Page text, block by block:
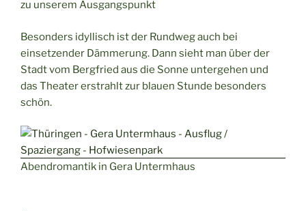
zu unserem Ausgangspunkt
Besonders idyllisch ist der Rundweg auch bei
einsetzender Dämmerung. Dann sieht man über der
Stadt vom Bergfried aus die Sonne untergehen und
das Theater erstrahlt zur blauen Stunde besonders
schön.
Abendromantik in Gera Untermhaus